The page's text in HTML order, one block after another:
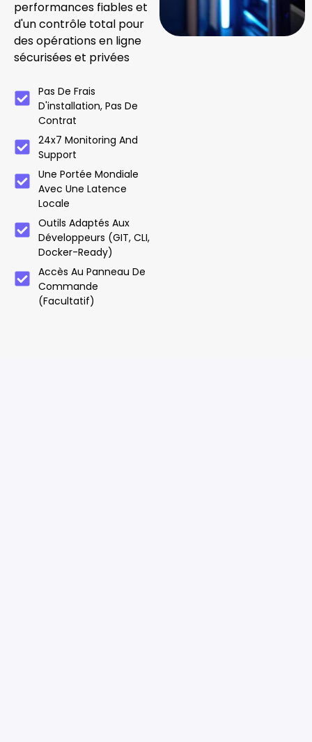
performances fiables et
d'un contrôle total pour
des opérations en ligne
sécurisées et privées
Pas De Frais
D'installation, Pas De
Contrat
24x7 Monitoring And
Support
Une Portée Mondiale
Avec Une Latence
Locale
Outils Adaptés Aux
Développeurs (GIT, CLI,
Docker-Ready)
Accès Au Panneau De
Commande
(facultatif)